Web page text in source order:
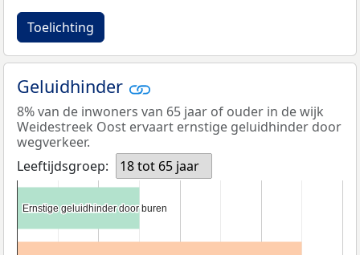
Toelichting
Geluidhinder
8% van de inwoners van 65 jaar of ouder in de wijk
Weidestreek Oost ervaart ernstige geluidhinder door
wegverkeer.
Leeftijdsgroep:
18 tot 65 jaar
Ernstige geluidhinder door buren
Ernstige geluidhinder door buren